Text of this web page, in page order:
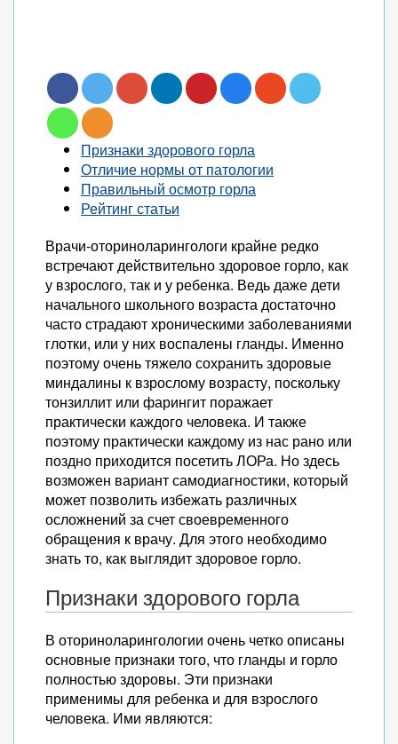
Признаки здорового горла
Отличие нормы от патологии
Правильный осмотр горла
Рейтинг статьи
Врачи-оториноларингологи крайне редко
встречают действительно здоровое горло, как
у взрослого, так и у ребенка. Ведь даже дети
начального школьного возраста достаточно
часто страдают хроническими заболеваниями
глотки, или у них воспалены гланды. Именно
поэтому очень тяжело сохранить здоровые
миндалины к взрослому возрасту, поскольку
тонзиллит или фарингит поражает
практически каждого человека. И также
поэтому практически каждому из нас рано или
поздно приходится посетить ЛОРа. Но здесь
возможен вариант самодиагностики, который
может позволить избежать различных
осложнений за счет своевременного
обращения к врачу. Для этого необходимо
знать то, как выглядит здоровое горло.
Признаки здорового горла
В оториноларингологии очень четко описаны
основные признаки того, что гланды и горло
полностью здоровы. Эти признаки
применимы для ребенка и для взрослого
человека. Ими являются: